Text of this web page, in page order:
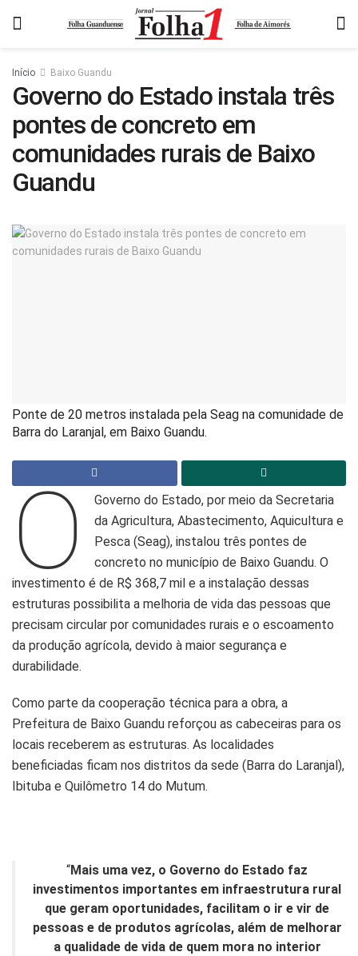
Início Baixo Guandu
Governo do Estado instala três
pontes de concreto em
comunidades rurais de Baixo
Guandu
Ponte de 20 metros instalada pela Seag na comunidade de
Barra do Laranjal, em Baixo Guandu.
O
Governo do Estado, por meio da Secretaria
da Agricultura, Abastecimento, Aquicultura e
Pesca (Seag), instalou três pontes de
concreto no município de Baixo Guandu. O
investimento é de R$ 368,7 mil e a instalação dessas
estruturas possibilita a melhoria de vida das pessoas que
precisam circular por comunidades rurais e o escoamento
da produção agrícola, devido à maior segurança e
durabilidade.
Como parte da cooperação técnica para a obra, a
Prefeitura de Baixo Guandu reforçou as cabeceiras para os
locais receberem as estruturas. As localidades
beneficiadas ficam nos distritos da sede (Barra do Laranjal),
Ibituba e Quilômetro 14 do Mutum.
“Mais uma vez, o Governo do Estado faz
investimentos importantes em infraestrutura rural
que geram oportunidades, facilitam o ir e vir de
pessoas e de produtos agrícolas, além de melhorar
a qualidade de vida de quem mora no interior